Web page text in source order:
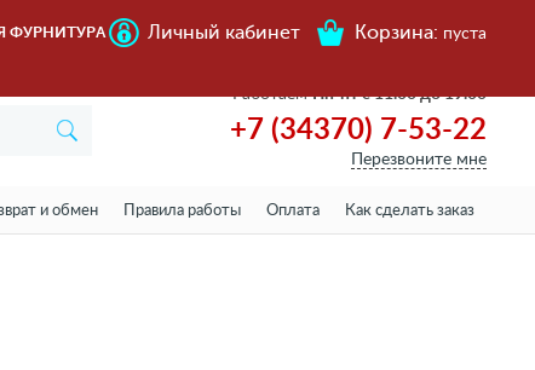
ФУРНИТУРА Личный кабинет Корзина: пуста
РаботаемПн-пт с 11.00 до 19.00
+7 (34370) 7-53-22
Перезвоните мне
и обмен Правила работы Оплата Как сделать заказ